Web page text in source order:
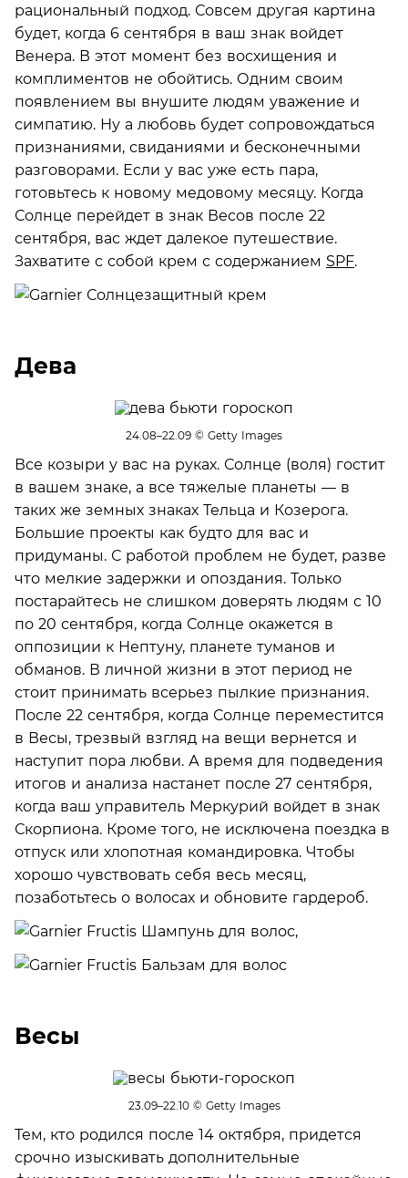
рациональный подход. Совсем другая картина
будет, когда 6 сентября в ваш знак войдет
Венера. В этот момент без восхищения и
комплиментов не обойтись. Одним своим
появлением вы внушите людям уважение и
симпатию. Ну а любовь будет сопровождаться
признаниями, свиданиями и бесконечными
разговорами. Если у вас уже есть пара,
готовьтесь к новому медовому месяцу. Когда
Солнце перейдет в знак Весов после 22
сентября, вас ждет далекое путешествие.
Захватите с собой крем с содержанием SPF.
Дева
24.08–22.09 © Getty Images
Все козыри у вас на руках. Солнце (воля) гостит
в вашем знаке, а все тяжелые планеты — в
таких же земных знаках Тельца и Козерога.
Большие проекты как будто для вас и
придуманы. С работой проблем не будет, разве
что мелкие задержки и опоздания. Только
постарайтесь не слишком доверять людям с 10
по 20 сентября, когда Солнце окажется в
оппозиции к Нептуну, планете туманов и
обманов. В личной жизни в этот период не
стоит принимать всерьез пылкие признания.
После 22 сентября, когда Солнце переместится
в Весы, трезвый взгляд на вещи вернется и
наступит пора любви. А время для подведения
итогов и анализа настанет после 27 сентября,
когда ваш управитель Меркурий войдет в знак
Скорпиона. Кроме того, не исключена поездка в
отпуск или хлопотная командировка. Чтобы
хорошо чувствовать себя весь месяц,
позаботьтесь о волосах и обновите гардероб.
Весы
23.09–22.10© Getty Images
Тем, кто родился после 14 октября, придется
срочно изыскивать дополнительные